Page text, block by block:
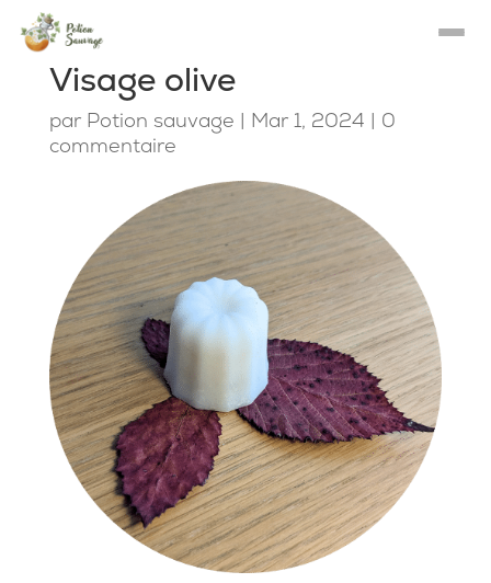
Visage olive
par Potion sauvage | Mar 1, 2024 | 0
commentaire